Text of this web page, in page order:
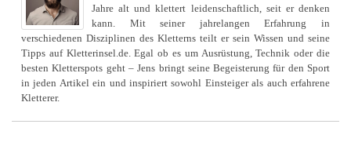
Jahre alt und klettert leidenschaftlich, seit er denken
kann. Mit seiner jahrelangen Erfahrung in
verschiedenen Disziplinen des Kletterns teilt er sein Wissen und seine
Tipps auf Kletterinsel.de. Egal ob es um Ausrüstung, Technik oder die
besten Kletterspots geht – Jens bringt seine Begeisterung für den Sport
in jeden Artikel ein und inspiriert sowohl Einsteiger als auch erfahrene
Kletterer.